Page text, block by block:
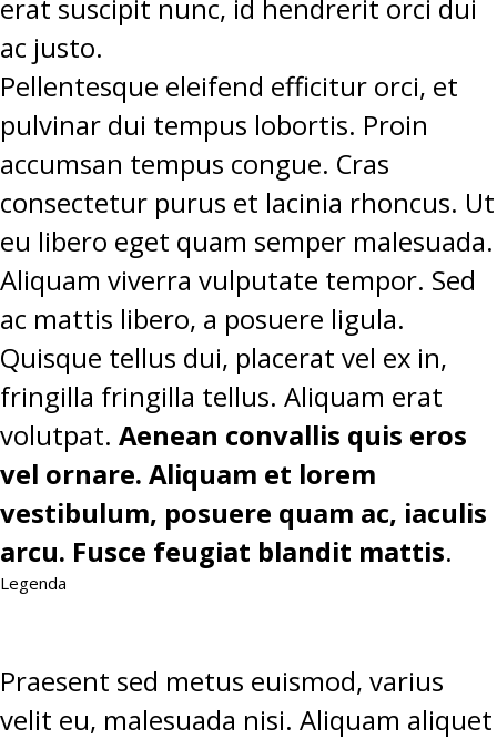
erat suscipit nunc, id hendrerit orci dui
ac justo.
Pellentesque eleifend efficitur orci, et
pulvinar dui tempus lobortis. Proin
accumsan tempus congue. Cras
consectetur purus et lacinia rhoncus. Ut
eu libero eget quam semper malesuada.
Aliquam viverra vulputate tempor. Sed
ac mattis libero, a posuere ligula.
Quisque tellus dui, placerat vel ex in,
fringilla fringilla tellus. Aliquam erat
volutpat. Aenean convallis quis eros
vel ornare. Aliquam et lorem
vestibulum, posuere quam ac, iaculis
arcu. Fusce feugiat blandit mattis.
Legenda
Praesent sed metus euismod, varius
velit eu, malesuada nisi. Aliquam aliquet